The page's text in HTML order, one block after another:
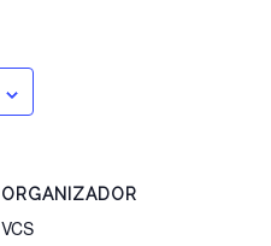
ORGANIZADOR
VCS